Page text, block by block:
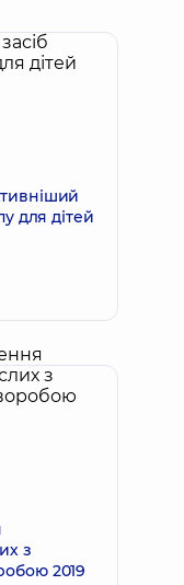
для дітей
з
2019